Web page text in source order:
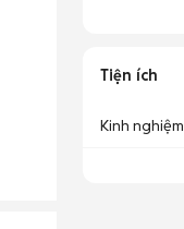
Tiện ích
Kinh nghiệm